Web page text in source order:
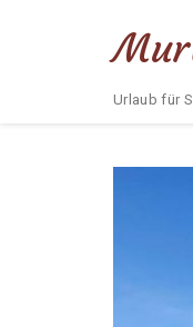
Urlaub für